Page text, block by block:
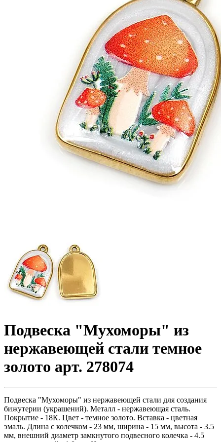
Подвеска "Мухоморы" из
нержавеющей стали темное
золото арт. 278074
Подвеска "Мухоморы" из нержавеющей стали для создания
бижутерии (украшений). Металл - нержавеющая сталь.
Покрытие - 18К. Цвет - темное золото. Вставка - цветная
эмаль. Длина с колечком - 23 мм, ширина - 15 мм, высота - 3.5
мм, внешний диаметр замкнутого подвесного колечка - 4.5